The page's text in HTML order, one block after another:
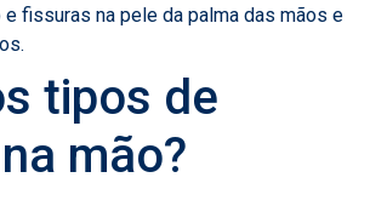
e fissuras na pele da palma das mãos e
tipos de
mão?